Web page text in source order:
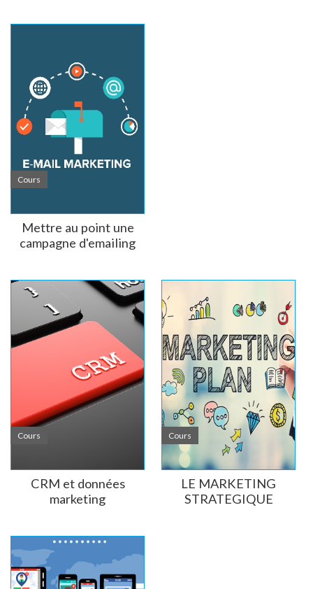
Cours
Mettre au point une
campagne d'emailing
Cours
CRM et données
marketing
Cours
LE MARKETING
STRATEGIQUE